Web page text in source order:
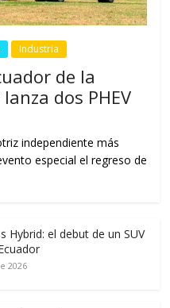
Industria
de la
dos PHEV
independiente más
especial el regreso de
Hybrid: el debut de un SUV
2026